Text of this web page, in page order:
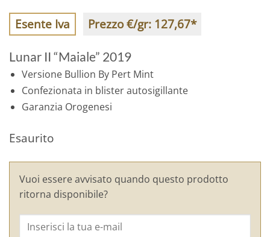
Esente Iva Prezzo €/gr: 127,67*
Lunar II “Maiale” 2019
Versione Bullion By Pert Mint
Confezionata in blister autosigillante
Garanzia Orogenesi
Esaurito
Vuoi essere avvisato quando questo prodotto
ritorna disponibile?